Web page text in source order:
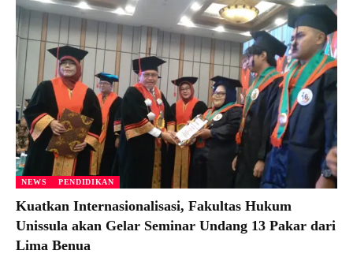
NEWS PENDIDIKAN
Kuatkan Internasionalisasi, Fakultas Hukum
Unissula akan Gelar Seminar Undang 13 Pakar dari
Lima Benua